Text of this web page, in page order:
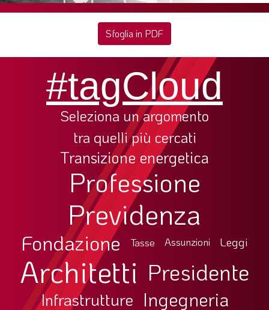
1-2/2025
PREVIDENZA
FOCUS
PROFESSIONE
TERZA PAGINA
LE FOTO DEL FIL ROUGE
IN QUESTO NUMERO
SCENARIO ECONOMICO
SPAZIO APERTO
GOVERNANCE
FONDAZIONE
ASSOCIAZIONI
Sfoglia in PDF
#tagCloud
Seleziona un argomento
tra quelli più cercati
Transizione energetica
Professione
Previdenza
Fondazione Tasse Assunzioni Leggi
Architetti Presidente
Infrastrutture Ingegneria